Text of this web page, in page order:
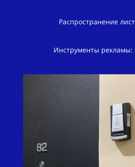
Распространение
Инструменты рекламы: